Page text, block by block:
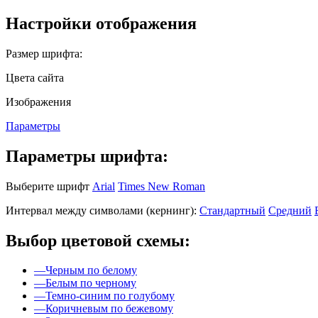
Настройки отображения
Размер шрифта:
Цвета сайта
Изображения
Параметры
Параметры шрифта:
Выберите шрифт Arial Times New Roman
Интервал между символами (кернинг): Стандартный Средний
Выбор цветовой схемы:
—Черным по белому
—Белым по черному
—Темно-синим по голубому
—Коричневым по бежевому